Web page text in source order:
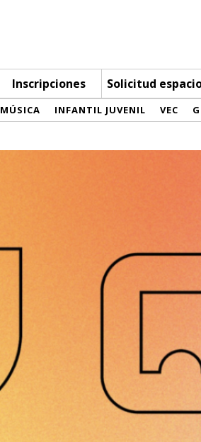
Inscripciones Solicitud
MÚSICA INFANTIL JUVENIL VEC